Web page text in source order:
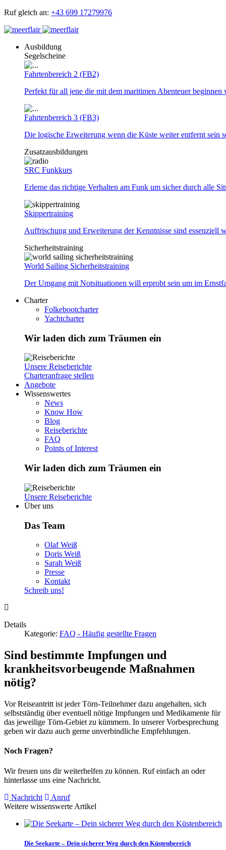
Ruf gleich an: +43 699 17279976
Ausbildung
Segelscheine
Fahrtenbereich 2 (FB2)
Perfekt für all jene die mit dem maritimen Abenteuer beginnen
Fahrtenbereich 3 (FB3)
Die logische Erweiterung wenn die Küste weiter entfernt sein
Zusatzausbildungen
SRC Funkkurs
Erlerne das richtige Verhalten am Funk um sicher durch alle
Skippertraining
Auffrischung und Erweiterung der Kenntnisse sind essenziell
Sicherheitstraining
World Sailing Sicherheitstraining
Der Umgang mit Notsituationen will erprobt sein um im
Charter
Folkebootcharter
Yachtcharter
Wir laden dich zum Träumen ein
Unsere Reiseberichte
Charteranfrage stellen
Angebote
Wissenswertes
News
Know How
Blog
Reiseberichte
FAQ
Points of Interest
Wir laden dich zum Träumen ein
Unsere Reiseberichte
Über uns
Das Team
Olaf Weiß
Doris Weiß
Sarah Weiß
Presse
Kontakt
Schreib uns!
Details
Kategorie: FAQ - Häufig gestellte Fragen
Sind bestimmte Impfungen und
krankheitsvorbeugende Maßnahmen
nötig?
Vor Reiseantritt ist jeder Törn-Teilnehmer dazu angehalten, sich
selbstständig über eventuell nötige Impfungen und Medikamente für
das jeweilige Törn-Gebiet zu kümmern. In unserer Vorbesprechung
geben wir dazu auch gerne unverbindliche Empfehlungen.
Noch Fragen?
Wir freuen uns dir weiterhelfen zu können. Ruf einfach an oder
hinterlasse uns eine Nachricht.
Nachricht
Anruf
Weitere wissenswerte Artikel
Die Seekarte – Dein sicherer Weg durch den Küstenbereich